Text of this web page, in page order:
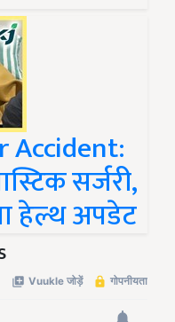
Accident:
सर्जरी,
हेल्थ अपडेट